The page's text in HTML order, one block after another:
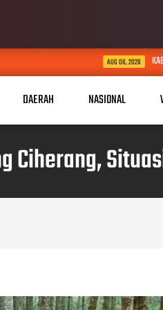
KABID HUMAS POLDA
DAERAH NASIONAL
Ciherang,